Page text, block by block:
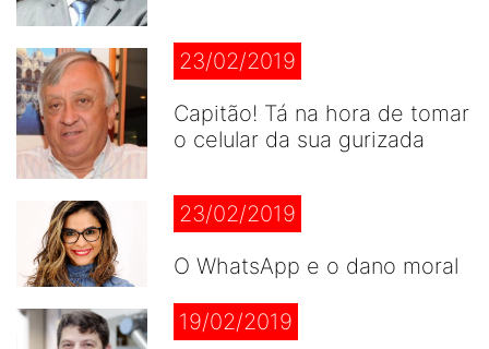
23/02/2019
Capitão! Tá na hora de tomar
o celular da sua gurizada
23/02/2019
O WhatsApp e o dano moral
19/02/2019